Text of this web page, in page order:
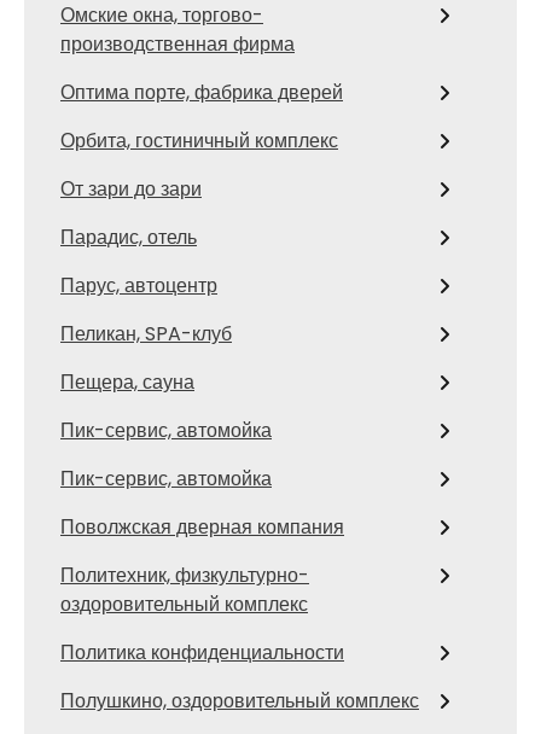
Омские окна, торгово-
производственная фирма
Оптима порте, фабрика дверей
Орбита, гостиничный комплекс
От зари до зари
Парадис, отель
Парус, автоцентр
Пеликан, SPA-клуб
Пещера, сауна
Пик-сервис, автомойка
Пик-сервис, автомойка
Поволжская дверная компания
Политехник, физкультурно-
оздоровительный комплекс
Политика конфиденциальности
Полушкино, оздоровительный комплекс